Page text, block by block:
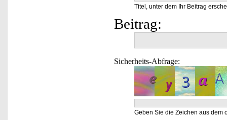
Titel, unter dem Ihr Beitrag
Beitrag:
Sicherheits-Abfrage:
Geben Sie die Zeichen aus dem